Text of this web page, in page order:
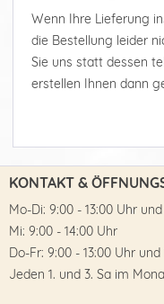
Wenn Ihre Lieferung
die Bestellung leider
Sie uns statt dessen
erstellen Ihnen dann
KONTAKT &
Mo-Di: 9:00 - 13:00 Uhr
Mi: 9:00 - 14:00 Uhr
Do-Fr: 9:00 - 13:00 Uhr und
Jeden 1. und 3. Sa im